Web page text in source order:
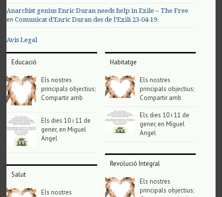
Anarchist genius Enric Duran needs help in Exile – The Free
enComunicat d’Enric Duran des de l’Exili 23-04-19
Avis Legal
Educació
Els nostres
principals objectius;
Compartir amb
Els dies 10 i 11 de
gener, en Miguel
Angel
Salut
Els nostres
Habitatge
Els nostres
principals objectius;
Compartir amb
Els dies 10 i 11 de
gener, en Miguel
Angel
Revolució Integral
Els nostres
principals objectius;